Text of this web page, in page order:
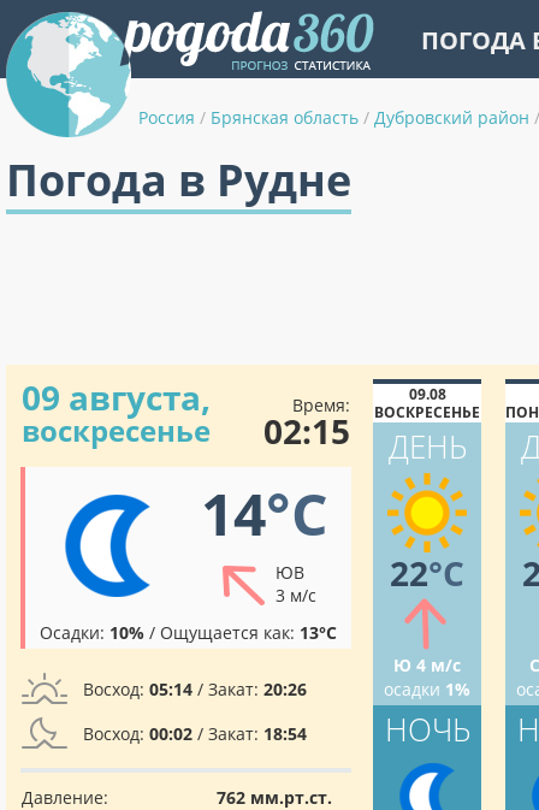
ПОГОДА
Россия / Брянская область / Дубровский район /
Погода в Рудне
09 августа,
воскресенье
Время:
02:15
14°C
ЮВ
3 м/с
Осадки: 10% / Ощущается как: 13°C
Восход: 05:14 / Закат: 20:26
Восход: 00:02 / Закат: 18:54
Давление:
762 мм.рт.ст.
09.08
ВОСКРЕСЕНЬЕ
ДЕНЬ
22°C
Ю 4 м/с
осадки 1%
НОЧЬ